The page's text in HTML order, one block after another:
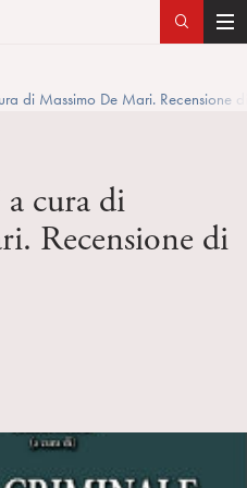
T
g
v
di Massimo De Mari. Recensione
a cura di
Recensione di